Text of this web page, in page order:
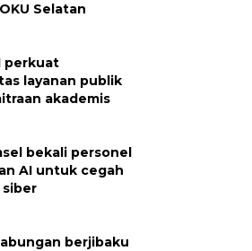
Selatan
perkuat
layanan publik
akademis
bekali personel
AI untuk cegah
berjibaku